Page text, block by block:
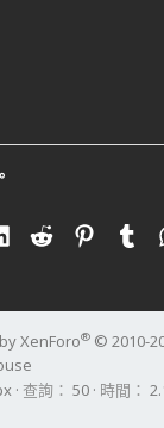
LinkedIn
Reddit
XenForo® © 2010-
查詢 50 時間